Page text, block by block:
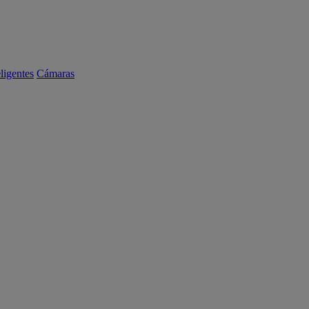
Cámaras